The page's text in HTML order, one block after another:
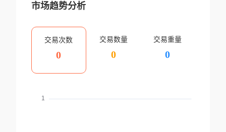
市场趋势分析
交易次数
0
交易数量
0
交易重量
0